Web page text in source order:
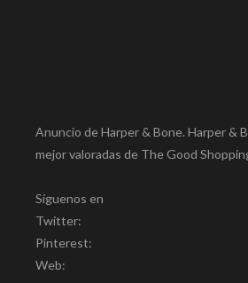
Anuncio de Harper & Bone. Harper &
mejor valoradas de The Good
Síguenos en
Twitter:
Pinterest:
Web: